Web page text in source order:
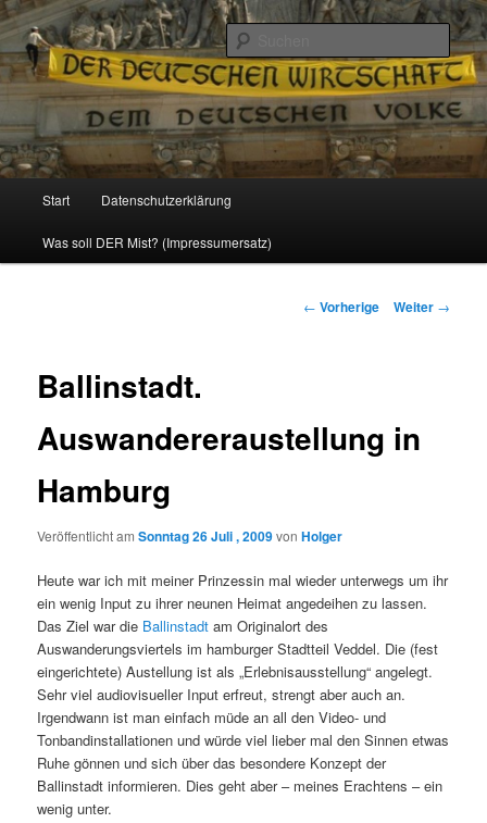
Reizzentrum
Politik, Wirtschaft, Soziales und Gesellschaft
Zum
Inhalt
Start Datenschutzerklärung
Was soll DER Mist? (Impressumersatz)
Beitrags-
← Vorherige Weiter →
Ballinstadt.
Auswandereraustellung in
Hamburg
Veröffentlicht amSonntag 26 Juli , 2009vonHolger
Heute war ich mit meiner Prinzessin mal wieder unterwegs um ihr
ein wenig Input zu ihrer neunen Heimat angedeihen zu lassen.
Das Ziel war die Ballinstadt am Originalort des
Auswanderungsviertels im hamburger Stadtteil Veddel. Die (fest
eingerichtete) Austellung ist als „Erlebnisausstellung“ angelegt.
Sehr viel audiovisueller Input erfreut, strengt aber auch an.
Irgendwann ist man einfach müde an all den Video- und
Tonbandinstallationen und würde viel lieber mal den Sinnen etwas
Ruhe gönnen und sich über das besondere Konzept der
Ballinstadt informieren. Dies geht aber – meines Erachtens – ein
wenig unter.